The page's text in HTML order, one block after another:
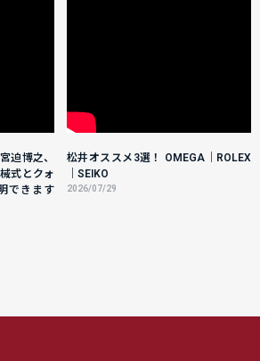
迫博之、
式とクォ
できます
松井オススメ3選！ OMEGA｜ROLEX
｜SEIKO
2026/07/29